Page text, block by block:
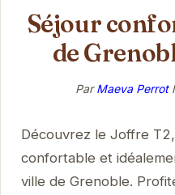
Séjour
de
ParMaeva Perrot
Découvrez le Joffre
confortable et
ville de Grenoble.